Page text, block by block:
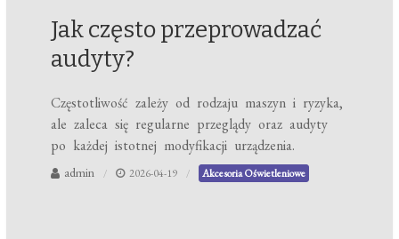
Jak często przeprowadzać
audyty?
Częstotliwość zależy od rodzaju maszyn i ryzyka,
ale zaleca się regularne przeglądy oraz audyty
po każdej istotnej modyfikacji urządzenia.
admin 2026-04-19 Akcesoria Oświetleniowe